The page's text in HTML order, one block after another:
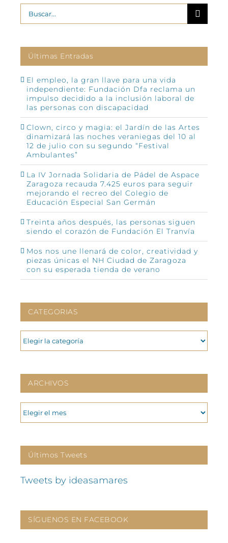
Buscar:
Últimas Entradas
El empleo, la gran llave para una vida
independiente: Fundación Dfa reclama un
impulso decidido a la inclusión laboral de
las personas con discapacidad
Clown, circo y magia: el Jardín de las Artes
dinamizará las noches veraniegas del 10 al
12 de julio con su segundo “Festival
Ambulantes”
La IV Jornada Solidaria de Pádel de Aspace
Zaragoza recauda 7.425 euros para seguir
mejorando el recreo del Colegio de
Educación Especial San Germán
Treinta años después, las personas siguen
siendo el corazón de Fundación El Tranvía
Mos nos une llenará de color, creatividad y
piezas únicas el NH Ciudad de Zaragoza
con su esperada tienda de verano
CATEGORIAS
CATEGORIAS
ARCHIVOS
ARCHIVOS
Últimos Tweets
Tweets by ideasamares
SÍGUENOS EN FACEBOOK